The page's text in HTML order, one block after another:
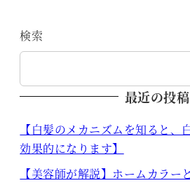
検索
最近の投稿
【白髪のメカニズムを知ると、
効果的になります】
【美容師が解説】ホームカラー